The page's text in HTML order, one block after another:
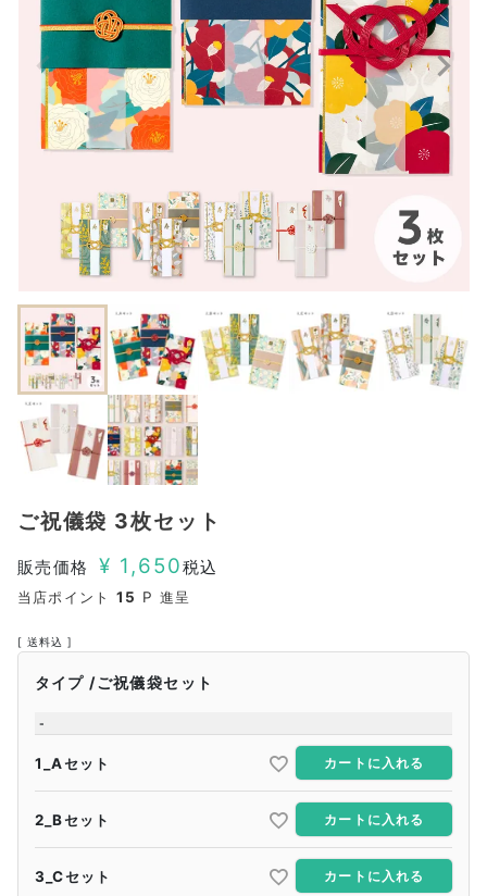
ご祝儀袋 3枚セット
販売価格 ¥ 1,650税込
当店ポイント 15 P 進呈
送料込
タイプ ご祝儀袋セット
-
1_Aセット カートに入れる
2_Bセット カートに入れる
3_Cセット カートに入れる